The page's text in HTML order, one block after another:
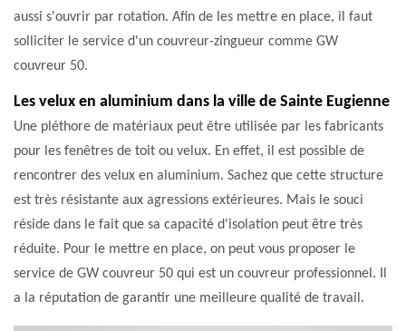
aussi s'ouvrir par rotation. Afin de les mettre en place, il faut
solliciter le service d'un couvreur-zingueur comme GW
couvreur 50.
Les velux en aluminium dans la ville de Sainte Eugienne
Une pléthore de matériaux peut être utilisée par les fabricants
pour les fenêtres de toit ou velux. En effet, il est possible de
rencontrer des velux en aluminium. Sachez que cette structure
est très résistante aux agressions extérieures. Mais le souci
réside dans le fait que sa capacité d'isolation peut être très
réduite. Pour le mettre en place, on peut vous proposer le
service de GW couvreur 50 qui est un couvreur professionnel. Il
a la réputation de garantir une meilleure qualité de travail.